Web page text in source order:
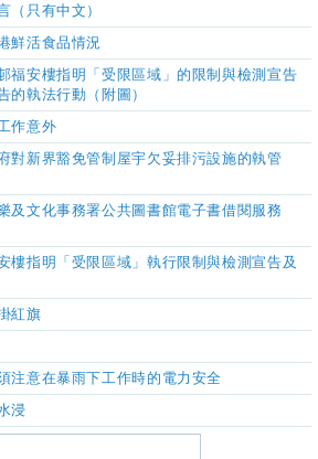
（只有中文）
鮮活食品情況
福安樓指明「受限區域」的限制與檢測宣告
的執法行動（附圖）
作意外
對新界豁免管制屋宇欠妥排污設施的執管
及文化事務署公共圖書館電子書借閱服務
樓指明「受限區域」執行限制與檢測宣告及
紅旗
注意在暴雨下工作時的電力安全
浸